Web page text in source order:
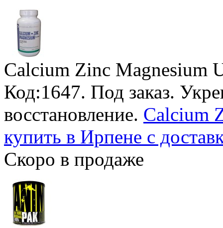
Calcium Zinc Magnesium
Код:1647. Под заказ.
восстановление. Calcium
купить в Ирпене с
Скоро в продаже